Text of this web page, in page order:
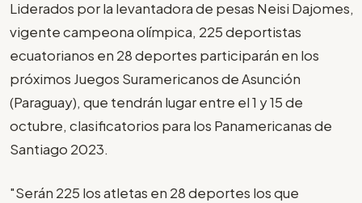
Liderados por la levantadora de pesas Neisi Dajomes,
vigente campeona olímpica, 225 deportistas
ecuatorianos en 28 deportes participarán en los
próximos Juegos Suramericanos de Asunción
(Paraguay), que tendrán lugar entre el 1 y 15 de
octubre, clasificatorios para los Panamericanas de
Santiago 2023.
"Serán 225 los atletas en 28 deportes los que